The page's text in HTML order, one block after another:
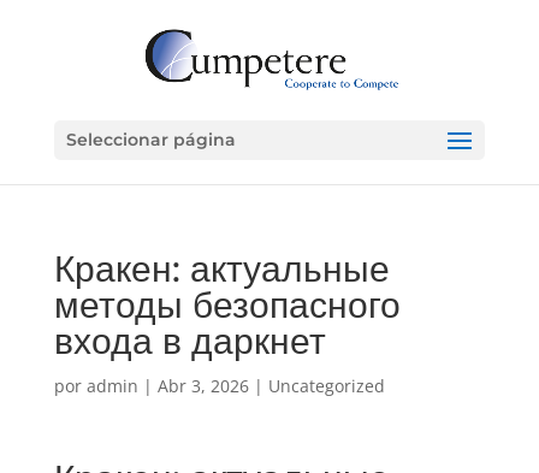
Seleccionar página
Кракен: актуальные
методы безопасного
входа в даркнет
por admin | Abr 3, 2026| Uncategorized